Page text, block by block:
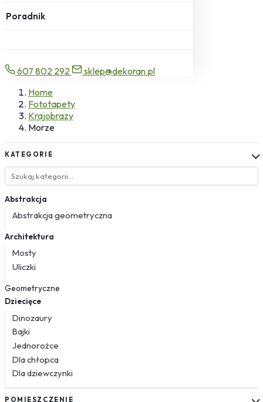
Poradnik
607 802 292
sklep@dekoran.pl
Home
Fototapety
Krajobrazy
Morze
KATEGORIE
Abstrakcja
Abstrakcja geometryczna
Architektura
Mosty
Uliczki
Geometryczne
Dziecięce
Dinozaury
Bajki
Jednorożce
Dla chłopca
Dla dziewczynki
Kosmos
POMIESZCZENIE